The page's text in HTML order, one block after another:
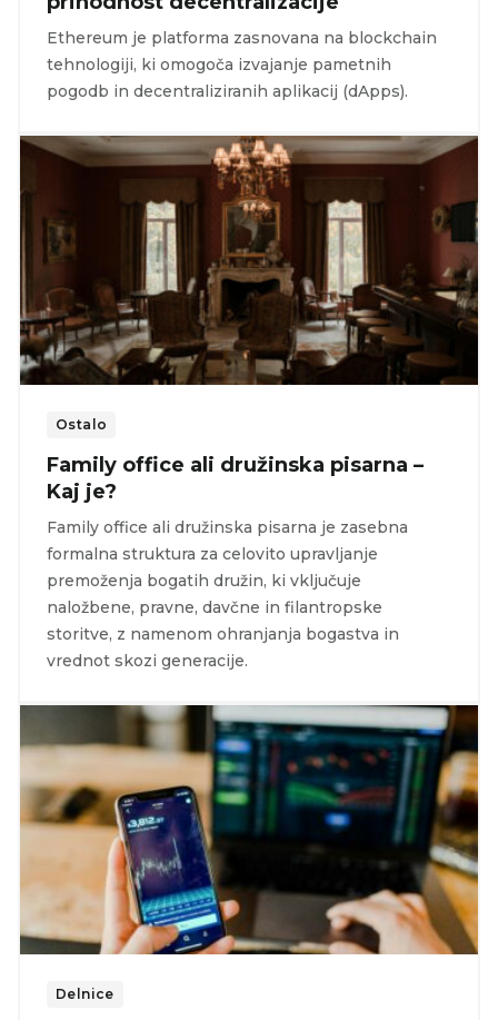
Ethereum je platforma zasnovana na blockchain
tehnologiji, ki omogoča izvajanje pametnih
pogodb in decentraliziranih aplikacij (dApps).
Ostalo
Family office ali družinska pisarna –
Kaj je?
Family office ali družinska pisarna je zasebna
formalna struktura za celovito upravljanje
premoženja bogatih družin, ki vključuje
naložbene, pravne, davčne in filantropske
storitve, z namenom ohranjanja bogastva in
vrednot skozi generacije.
Delnice